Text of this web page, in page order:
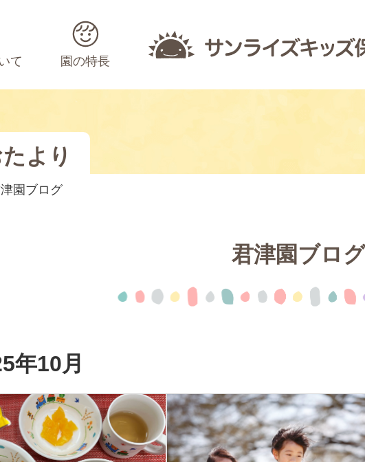
て 園の特長
より
園ブログ
君津園ブログ
年10月